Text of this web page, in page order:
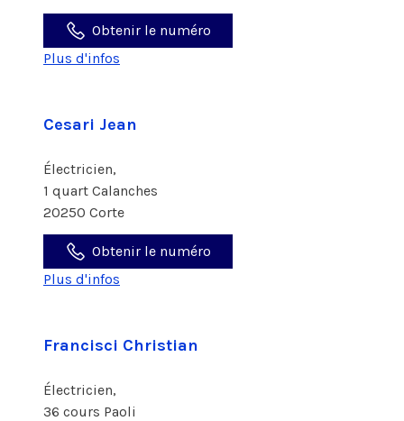
Obtenir le numéro
Plus d'infos
Cesari Jean
Électricien,
1 quart Calanches
20250 Corte
Obtenir le numéro
Plus d'infos
Francisci Christian
Électricien,
36 cours Paoli